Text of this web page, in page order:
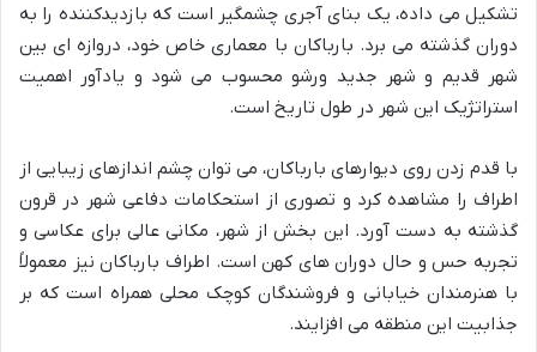
تشکیل می داده، یک بنای آجری چشمگیر است که بازدیدکننده را به
دوران گذشته می برد. بارباکان با معماری خاص خود، دروازه ای بین
شهر قدیم و شهر جدید ورشو محسوب می شود و یادآور اهمیت
استراتژیک این شهر در طول تاریخ است.
با قدم زدن روی دیوارهای بارباکان، می توان چشم اندازهای زیبایی از
اطراف را مشاهده کرد و تصوری از استحکامات دفاعی شهر در قرون
گذشته به دست آورد. این بخش از شهر، مکانی عالی برای عکاسی و
تجربه حس و حال دوران های کهن است. اطراف بارباکان نیز معمولاً
با هنرمندان خیابانی و فروشندگان کوچک محلی همراه است که بر
جذابیت این منطقه می افزایند.